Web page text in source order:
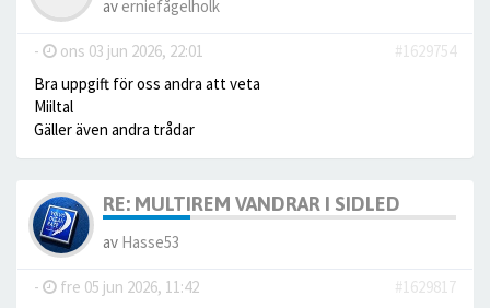
av erniefågelholk
- ons 03 jun 2026, 22:01
#1629754
Bra uppgift för oss andra att veta
Miiltal
Gäller även andra trådar
RE: MULTIREM VANDRAR I SIDLED
av Hasse53
- fre 05 jun 2026, 11:42
#1629817